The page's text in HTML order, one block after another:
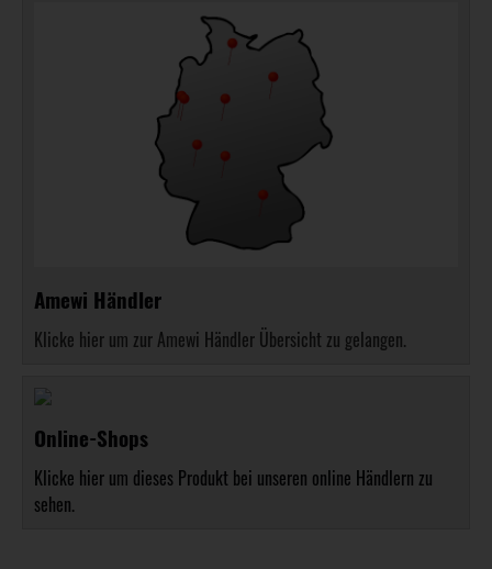
Amewi Händler
Klicke hier um zur Amewi Händler Übersicht zu gelangen.
Online-Shops
Klicke hier um dieses Produkt bei unseren online Händlern zu
sehen.